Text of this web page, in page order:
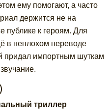
ему помогают, а часто
держится не на
публике к героям. Для
в неплохом переводе
придал импортным шуткам
триллер